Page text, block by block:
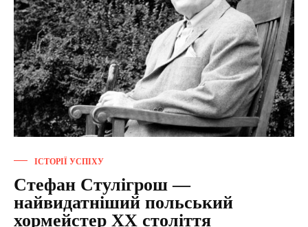
ІСТОРІЇ УСПІХУ
Стефан Стулігрош —
найвидатніший польський
хормейстер XX століття